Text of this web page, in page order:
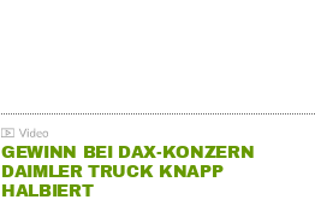
GEWINN BEI DAX-KONZERN
DAIMLER TRUCK KNAPP
HALBIERT